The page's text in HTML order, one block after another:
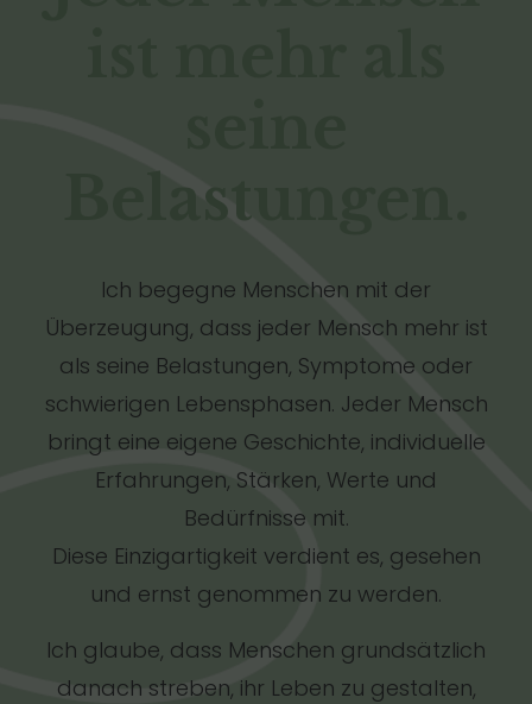
Belastungen.
Ich begegne Menschen mit der
Überzeugung, dass jeder Mensch mehr ist
als seine Belastungen, Symptome oder
schwierigen Lebensphasen. Jeder Mensch
bringt eine eigene Geschichte, individuelle
Erfahrungen, Stärken, Werte und
Bedürfnisse mit.
Diese Einzigartigkeit verdient es, gesehen
und ernst genommen zu werden.
Ich glaube, dass Menschen grundsätzlich
danach streben, ihr Leben zu gestalten,